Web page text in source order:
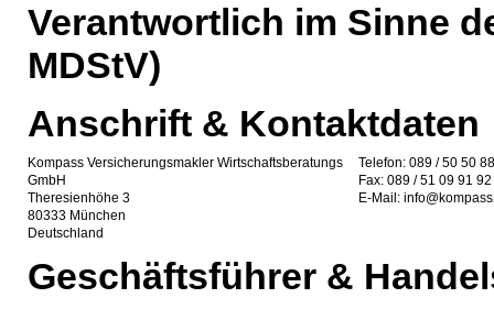
Verantwortlich im Sinne
MDStV)
Anschrift & Kontaktdaten
Kompass Versicherungsmakler Wirtschaftsberatungs
GmbH
Theresienhöhe 3
80333 München
Deutschland
Telefon: 089 / 50 50 88
Fax: 089 / 51 09 91 92
E-Mail:
Geschäftsführer &